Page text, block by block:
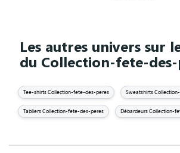
Les autres univers sur
du Collection-fete-
Tee-shirts Collection-fete-des-peres Sweatshirts
Tabliers Collection-fete-des-peres Débardeurs Collection-